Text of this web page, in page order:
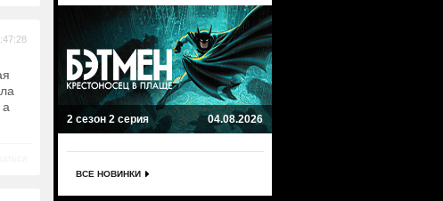
2 сезон 2 серия 04.08.2026
ВСЕ НОВИНКИ